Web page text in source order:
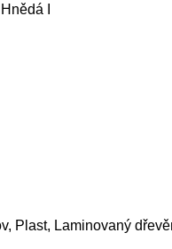
Hnědá I
Plast, Laminovaný